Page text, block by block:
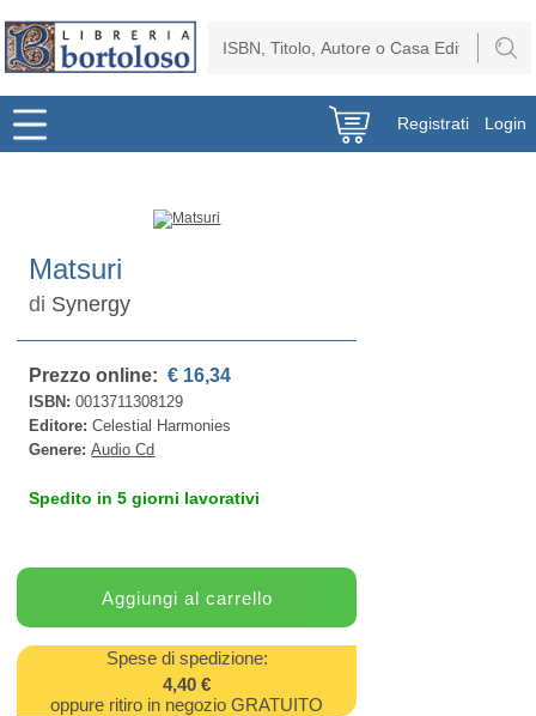
Registrati Login
Matsuri
di Synergy
Prezzo online: € 16,34
ISBN:0013711308129
Editore:Celestial Harmonies
Genere:Audio Cd
Spedito in 5 giorni lavorativi
Spese di spedizione:
4,40 €
oppure ritiro in negozio GRATUITO